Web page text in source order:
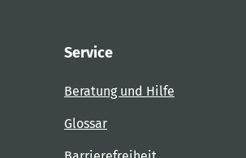
Service
Beratung und Hilfe
Glossar